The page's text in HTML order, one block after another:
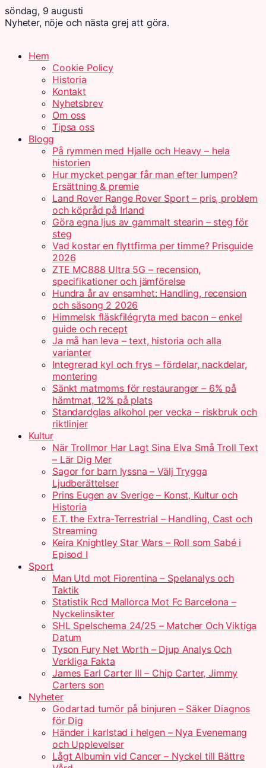
söndag, 9 augusti
Nyheter, nöje och nästa grej att göra.
Hem
Cookie Policy
Historia
Kontakt
Nyhetsbrev
Om oss
Tipsa oss
Blogg
På rymmen med Hjalle och Heavy – hela
historien
Hur mycket pengar får man efter lumpen?
Ersättning & premie
Land Rover Range Rover Sport – pris, problem
och köpråd på Irland
Göra egna ljus av gammalt stearin – steg för
steg
Vad kostar en flyttfirma per timme? Prisguide
2026
ZTE MC888 Ultra 5G – recension,
specifikationer och jämförelse
Hundra år av ensamhet: Handling, recension
och säsong 2 2026
Himmelsk fläskfilégryta med bacon – enkel
guide och recept
Ja må han leva – text, historia och alla
varianter
Integrerad kyl och frys – fördelar, nackdelar,
montering
Sänkt matmoms för restauranger – 6% på
hämtmat, 12% på plats
Standardglas alkohol per vecka – riskbruk och
riktlinjer
Kultur
När Trollmor Har Lagt Sina Elva Små Troll Text
– Lär Dig Mer
Sagor for barn lyssna – Välj Trygga
Ljudberättelser
Prins Eugen av Sverige – Konst, Kultur och
Historia
E.T. the Extra-Terrestrial – Handling, Cast och
Streaming
Keira Knightley Star Wars – Roll som Sabé i
Episod I
Sport
Man Utd mot Fiorentina – Spelanalys och
Taktik
Statistik Rcd Mallorca Mot Fc Barcelona –
Nyckelinsikter
SHL Spelschema 24/25 – Matcher Och Viktiga
Datum
Tyson Fury Net Worth – Djup Analys Och
Verkliga Fakta
James Earl Carter III – Chip Carter, Jimmy
Carters son
Nyheter
Godartad tumör på binjuren – Säker Diagnos
för Dig
Händer i karlstad i helgen – Nya Evenemang
och Upplevelser
Lågt Albumin vid Cancer – Nyckel till Bättre